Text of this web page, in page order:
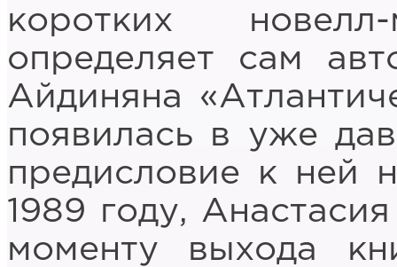
коротких
определяет сам
Айдиняна
появилась в уже
предисловие к ней
1989 году,
моменту выхода